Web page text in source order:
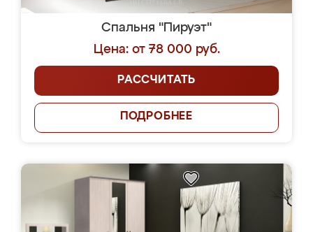
Спальня "Пируэт"
Цена: от 78 000 руб.
РАССЧИТАТЬ
ПОДРОБНЕЕ